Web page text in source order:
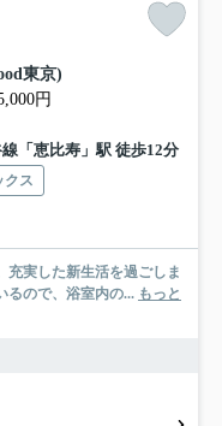
東京)
円
線「恵比寿」駅 徒歩12分
クス
充実した新生活を過ごしま
るので、浴室内の... もっと